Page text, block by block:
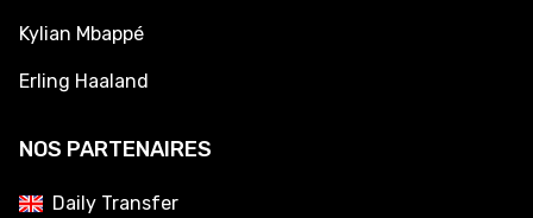
Kylian Mbappé
Erling Haaland
NOS PARTENAIRES
Daily Transfer